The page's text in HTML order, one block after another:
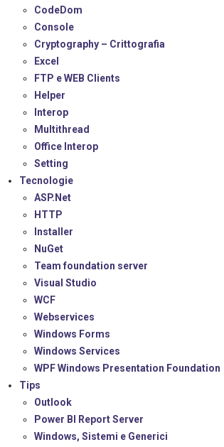
CodeDom
Console
Cryptography – Crittografia
Excel
FTP e WEB Clients
Helper
Interop
Multithread
Office Interop
Setting
Tecnologie
ASP.Net
HTTP
Installer
NuGet
Team foundation server
Visual Studio
WCF
Webservices
Windows Forms
Windows Services
WPF Windows Presentation Foundation
Tips
Outlook
Power BI Report Server
Windows, Sistemi e Generici